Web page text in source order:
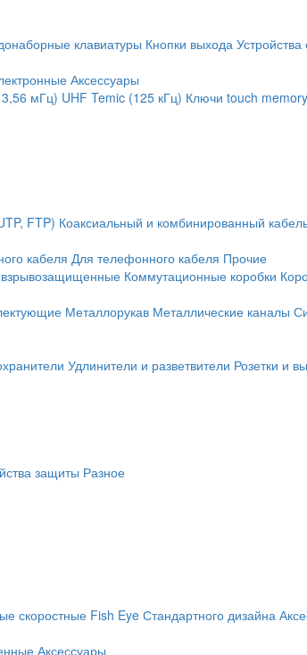
клавиатуры Кнопки выхода Устройства
Аксессуары
мГц) UHF Temic (125 кГц) Ключи touch memory
FTP) Коаксиальный и комбинированный
кабеля Для телефонного кабеля Прочие
Коммутационные коробки
Металлорукав Металлические каналы
Удлинители и разветвители Розетки и
защиты Разное
скоростные Fish Eye Стандартного дизайна
Аксессуары